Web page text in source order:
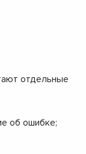
отдельные
об ошибке;